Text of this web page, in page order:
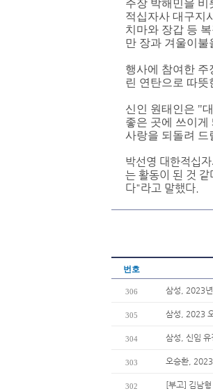
주장 박해민을 비
적십자사 대구지
치마와 장갑 등
만 장과 겨울이불
행사에 참여한 주
린 연탄으로 따
신인 원태인은 "
좋은 곳에 쓰이
사랑을 되돌려 드
박선영 대한적십
는 활동이 된 것
다"라고 말했다.
번호
306 삼성, 2023
305 삼성, 2023
304 삼성, 신임 유
303 오승환,
302 [부고] 김남